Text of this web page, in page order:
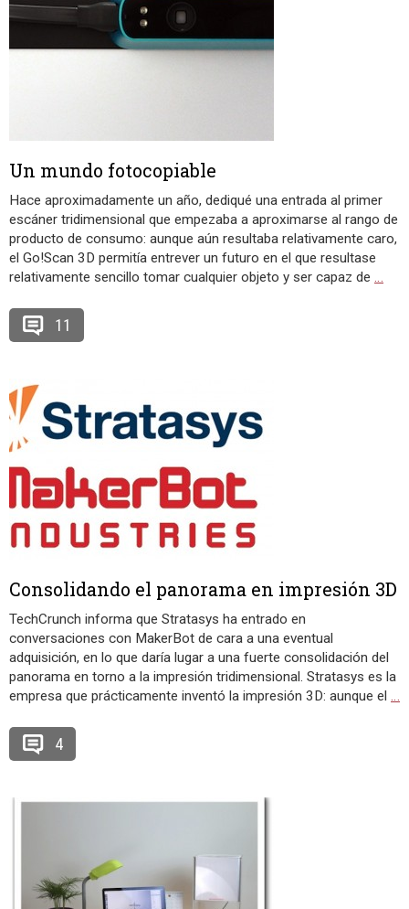
Un mundo fotocopiable
Hace aproximadamente un año, dediqué una entrada al primer
escáner tridimensional que empezaba a aproximarse al rango de
producto de consumo: aunque aún resultaba relativamente caro,
el Go!Scan 3D permitía entrever un futuro en el que resultase
relativamente sencillo tomar cualquier objeto y ser capaz de …
11
Consolidando el panorama en impresión 3D
TechCrunch informa que Stratasys ha entrado en
conversaciones con MakerBot de cara a una eventual
adquisición, en lo que daría lugar a una fuerte consolidación del
panorama en torno a la impresión tridimensional. Stratasys es la
empresa que prácticamente inventó la impresión 3D: aunque el …
4